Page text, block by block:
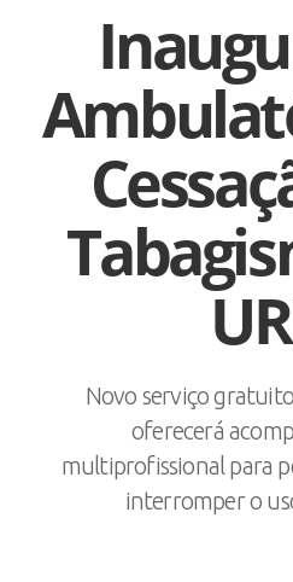
Novo serviço
oferecerá
multiprofissional para
interromper o